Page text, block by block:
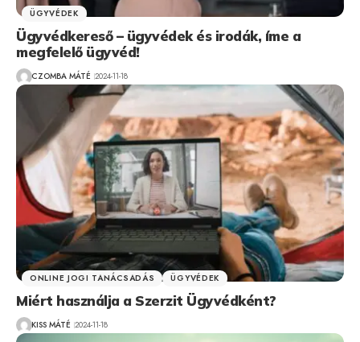
ÜGYVÉDEK
Ügyvédkereső – ügyvédek és irodák, íme a
megfelelő ügyvéd!
CZOMBA MÁTÉ 2024-11-18
ONLINE JOGI TANÁCSADÁS ÜGYVÉDEK
Miért használja a Szerzit Ügyvédként?
KISS MÁTÉ 2024-11-18